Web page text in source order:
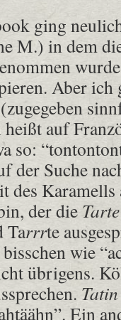
ging
M.) in dem
Aber ich
auf
so:
der Suche
des
der die
Tarrrte
bisschen wie
übrigens.
Tatin
Ein